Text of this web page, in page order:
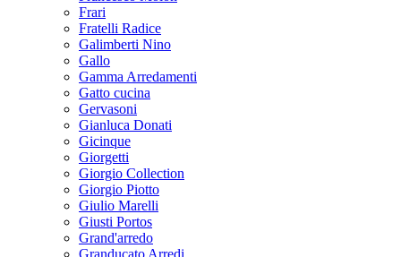
Frari
Fratelli Radice
Galimberti Nino
Gallo
Gamma Arredamenti
Gatto cucina
Gervasoni
Gianluca Donati
Gicinque
Giorgetti
Giorgio Collection
Giorgio Piotto
Giulio Marelli
Giusti Portos
Grand'arredo
Granducato Arredi